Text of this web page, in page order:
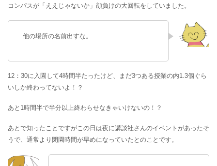
コンパスが「ええじゃないか」顔負けの大回転をしていました。
他の場所の名前出すな。
12：30に入園して4時間半たったけど、まだ3つある授業の内1.3個ぐら
いしか終わってないよ！？
あと1時間半で半分以上終わらせなきゃいけないの！？
あとで知ったことですがこの日は夜に講談社さんのイベントがあったそ
うで、通常より閉園時間が早めになっていたとのことです。